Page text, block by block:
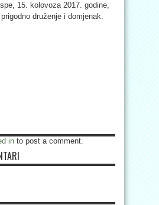
15. kolovoza 2017. godine,
druženje i domjenak.
in to post a comment.